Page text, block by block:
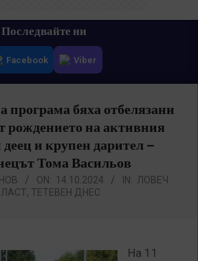
Последвайте ни
Facebook Viber
програма бяха отбелязани
рождението на активния
и крупен дарител –
Тома Васильов
ON: 14.10.2024 IN: ЛОВЕЧ
, ТЕТЕВЕН ДНЕС
На 11